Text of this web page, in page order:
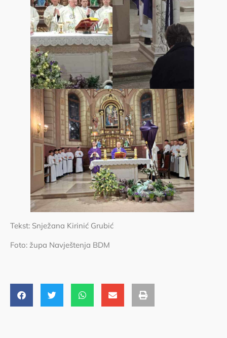
Tekst: Snježana Kirinić Grubić
Foto: župa Navještenja BDM